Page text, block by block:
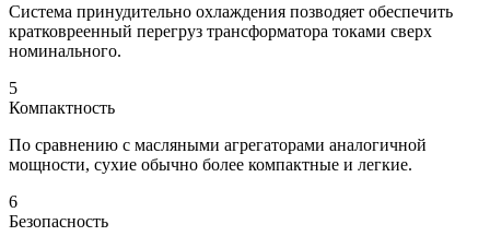
Система принудительно охлаждения позводяет обеспечить
кратковреенный перегруз трансформатора токами сверх
номинального.
5
Компактность
По сравнению с масляными агрегаторами аналогичной
мощности, сухие обычно более компактные и легкие.
6
Безопасность